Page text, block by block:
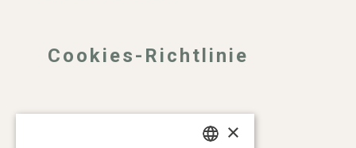
Cookies-Richtlinie
×